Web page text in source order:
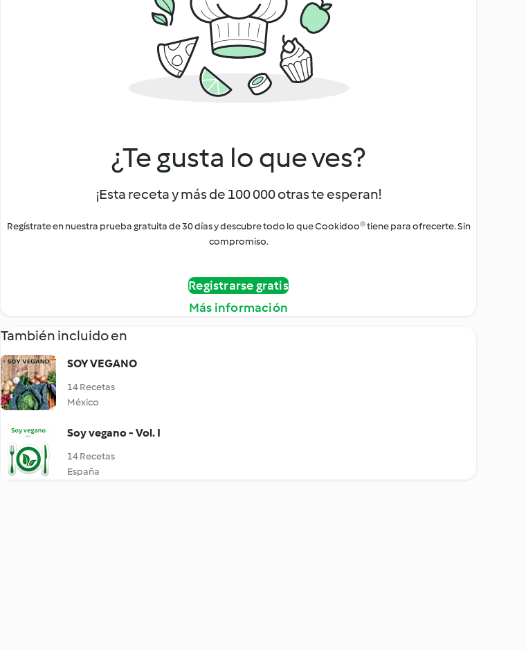
¿Te gusta lo que ves?
¡Esta receta y más de 100 000 otras te esperan!
Regístrate en nuestra prueba gratuita de 30 días y descubre todo lo que Cookidoo® tiene para ofrecerte. Sin
compromiso.
Registrarse gratis
Más información
También incluido en
SOY VEGANO
14 Recetas
México
Soy vegano - Vol. I
14 Recetas
España